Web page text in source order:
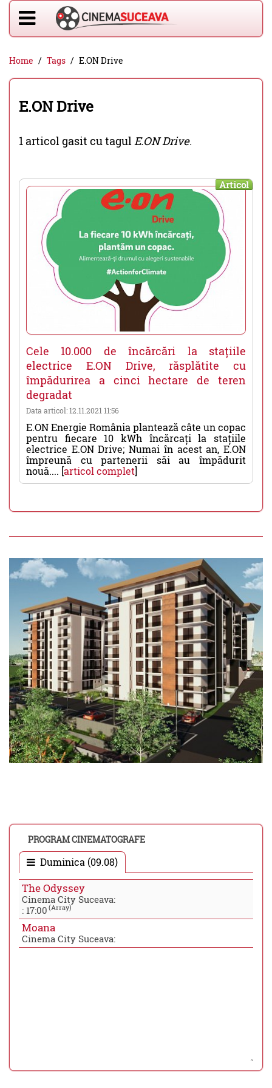
Home Tags E.ON Drive
E.ON Drive
1 articol gasit cu tagulE.ON Drive.
Articol
Cele 10.000 de încărcări la stațiile
electrice E.ON Drive, răsplătite cu
împădurirea a cinci hectare de teren
degradat
Data articol: 12.11.2021 11:56
E.ON Energie România plantează câte un copac
pentru fiecare 10 kWh încărcați la stațiile
electrice E.ON Drive; Numai în acest an, E.ON
împreună cu partenerii săi au împădurit
nouă.... [articol complet]
PROGRAM CINEMATOGRAFE
Duminica (09.08)
The Odyssey
Cinema City Suceava:
: 17:00 (Array)
Moana
Cinema City Suceava: